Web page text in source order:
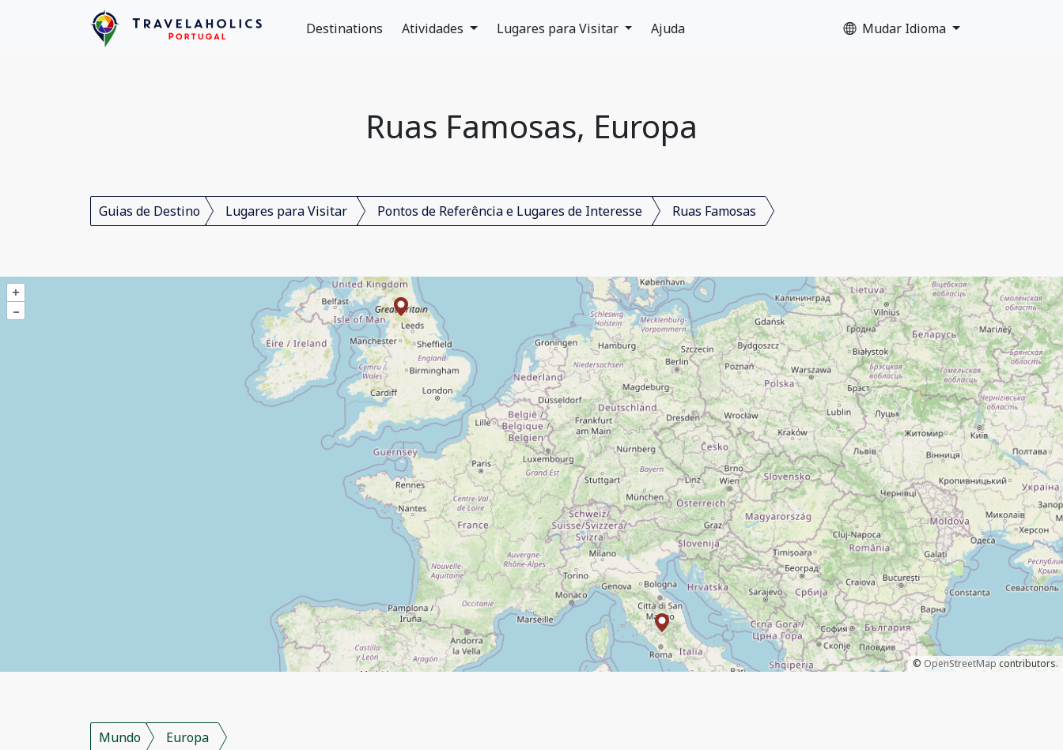
Destinations Atividades Lugares para Visitar Ajuda Mudar Idioma
Ruas Famosas, Europa
Guias de Destino Lugares para Visitar Pontos de Referência e Lugares de Interesse Ruas Famosas
+
–
© OpenStreetMap contributors.
Mundo Europa